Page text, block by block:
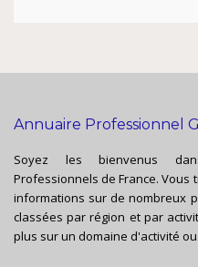
Annuaire Professionnel
Soyez les bienvenus
Professionnels de France.
informations sur de nombreux
classées par région et par
plus sur un domaine d'activité